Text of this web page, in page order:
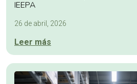
IEEPA
26 de abril, 2026
Leer más